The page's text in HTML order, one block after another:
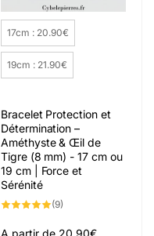
Taille
17cm : 20.90€
19cm : 21.90€
Bracelet Protection et
Détermination –
Améthyste & Œil de
Tigre (8 mm) - 17 cm ou
19 cm | Force et
Sérénité
(9)
critiques
Prix
A partir de 20,90€